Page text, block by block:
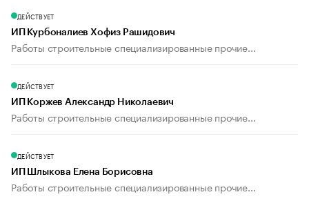
ДЕЙСТВУЕТ
ИП Курбоналиев Хофиз Рашидович
Работы строительные специализированные прочие...
ДЕЙСТВУЕТ
ИП Коржев Александр Николаевич
Работы строительные специализированные прочие...
ДЕЙСТВУЕТ
ИП Шлыкова Елена Борисовна
Работы строительные специализированные прочие...